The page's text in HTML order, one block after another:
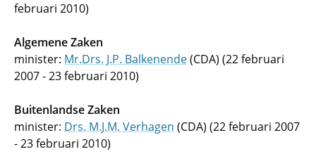
februari 2010)
Algemene Zaken
minister: Mr.Drs. J.P. Balkenende(CDA) (22 februari
2007 - 23 februari 2010)
Buitenlandse Zaken
minister: Drs. M.J.M. Verhagen (CDA) (22 februari 2007
- 23 februari 2010)